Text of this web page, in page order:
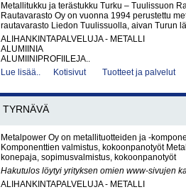
Metallitukku ja terästukku Turku – Tuulissuon
Rautavarasto Oy on vuonna 1994 perustettu
rautavarasto Liedon Tuulissuolla, aivan Turun
ALIHANKINTAPALVELUJA - METALLI
ALUMIINIA
ALUMIINIPROFIILEJA..
Lue lisää..
Kotisivut Tuotteet ja palvelut
TYRNÄVÄ
Metalpower Oy on metallituotteiden ja -
Komponenttien valmistus, kokoonpanotyöt
konepaja, sopimusvalmistus, kokoonpanotyöt
Hakutulos löytyi yrityksen omien www-sivujen
ALIHANKINTAPALVELUJA - METALLI